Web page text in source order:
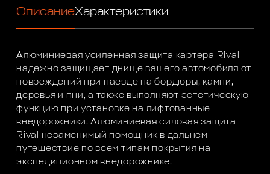
ОписаниеХарактеристики
Алюминиевая усиленная защита картера Rival
надежно защищает днище вашего автомобиля от
повреждений при наезде на бордюры, камни,
деревья и пни, а также выполняют эстетическую
функцию при установке на лифтованные
внедорожники. Алюминиевая силовая защита
Rival незаменимый помощник в дальнем
путешествие по всем типам покрытия на
экспедиционном внедорожнике.